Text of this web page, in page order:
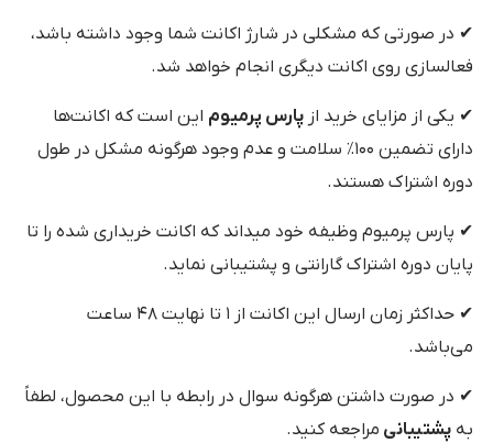
✔ در صورتی که مشکلی در شارژ اکانت شما وجود داشته باشد،
فعالسازی روی اکانت دیگری انجام خواهد شد.
✔ یکی از مزایای خرید از پارس پرمیوم این است که اکانت‌ها
دارای تضمین ۱۰۰٪ سلامت و عدم وجود هرگونه مشکل در طول
دوره اشتراک هستند.
✔ پارس پرمیوم وظیفه خود میداند که اکانت خریداری شده را تا
پایان دوره اشتراک گارانتی و پشتیبانی نماید.
✔ حداکثر زمان ارسال این اکانت از ۱ تا نهایت ۴۸ ساعت
می‌باشد.
✔ در صورت داشتن هرگونه سوال در رابطه با این محصول، لطفاً
به پشتیبانی مراجعه کنید.